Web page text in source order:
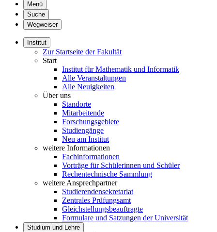
Menü
Suche
Wegweiser
Institut
Zur Startseite der Fakultät
Start
Institut für Mathematik und Informatik
Alle Veranstaltungen
Alle Neuigkeiten
Über uns
Standorte
Mitarbeitende
Forschungsgebiete
Studiengänge
Neu am Institut
weitere Informationen
Fachinformationen
Vorträge für Schülerinnen und Schüler
Rechentechnische Sammlung
weitere Ansprechpartner
Studierendensekretariat
Zentrales Prüfungsamt
Gleichstellungsbeauftragte
Formulare und Satzungen der Universität
Studium und Lehre